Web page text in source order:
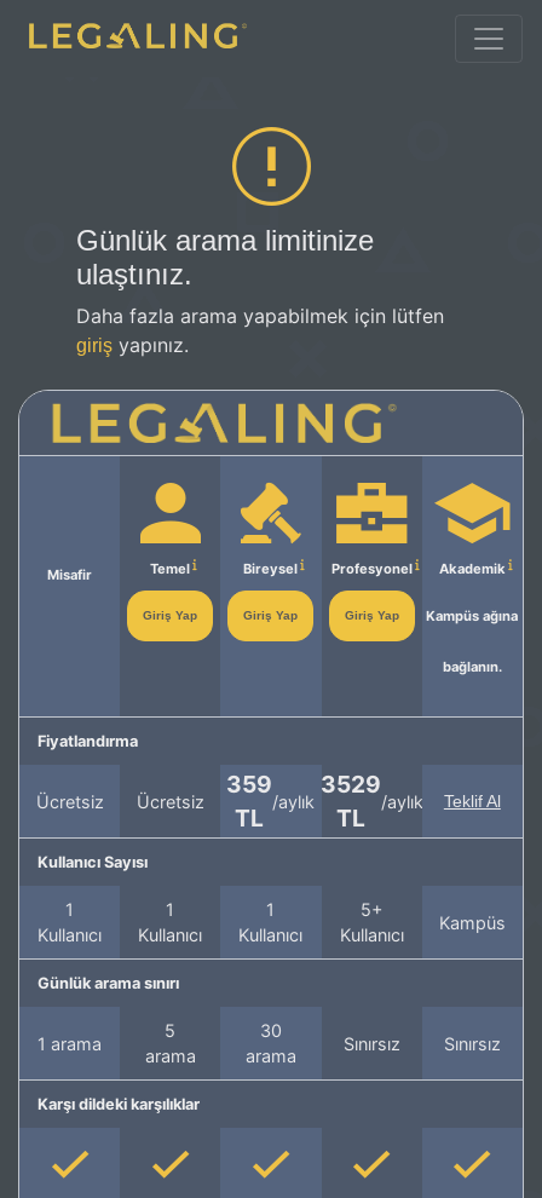
Günlük arama limitinize
ulaştınız.
Daha fazla arama yapabilmek için lütfen
giriş yapınız.
Misafir Temel
Giriş Yap
Bireysel
Giriş Yap
Profesyonel
Giriş Yap
Akademik
Kampüs ağına
bağlanın.
Fiyatlandırma
Ücretsiz Ücretsiz
359
TL
/aylık
3529
TL
/aylık Teklif Al
Kullanıcı Sayısı
1
Kullanıcı
1
Kullanıcı
1
Kullanıcı
5+
Kullanıcı
Kampüs
Günlük arama sınırı
1 arama
5
arama
30
arama
Sınırsız Sınırsız
Karşı dildeki karşılıklar